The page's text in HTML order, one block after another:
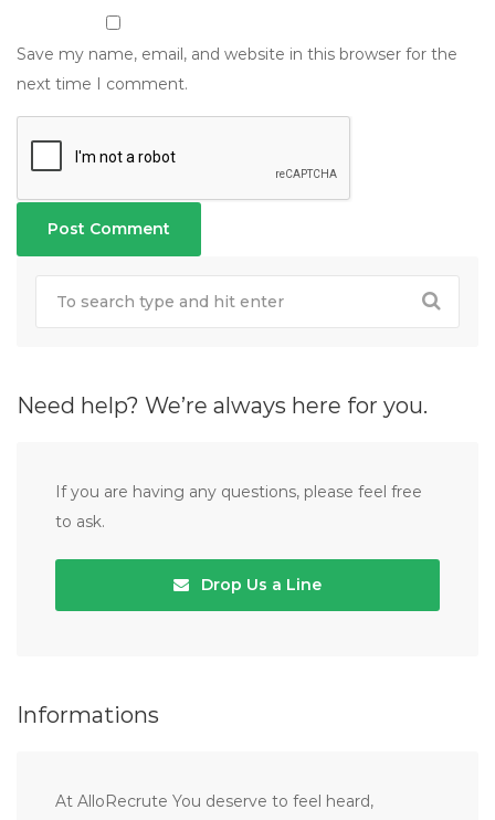
Save my name, email, and website in this browser for the
next time I comment.
Need help? We’re always here for you.
If you are having any questions, please feel free
to ask.
Drop Us a Line
Informations
At AlloRecrute You deserve to feel heard,